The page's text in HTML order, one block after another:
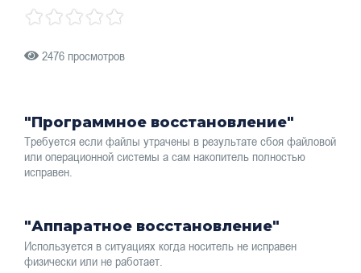
2476 просмотров
"Программное восстановление"
Требуется если файлы утрачены в результате сбоя файловой
или операционной системы а сам накопитель полностью
исправен.
"Аппаратное восстановление"
Используется в ситуациях когда носитель не исправен
физически или не работает.